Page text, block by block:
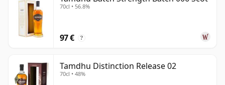
70cl • 56.8%
97 € ?
Tamdhu Distinction Release 02
70cl • 48%